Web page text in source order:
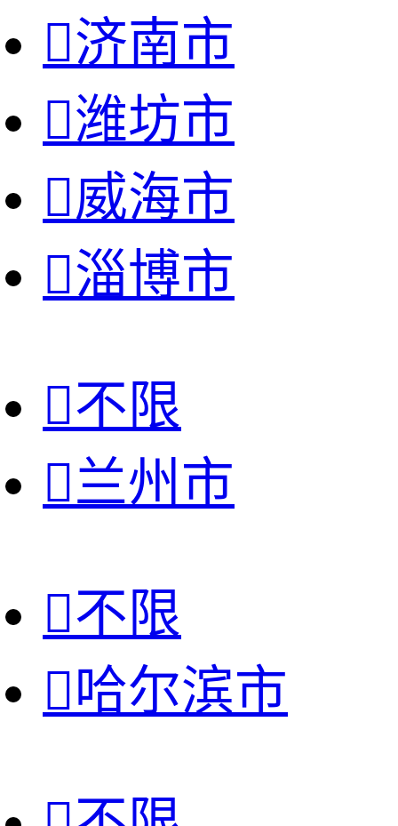
济南市
潍坊市
威海市
淄博市
不限
兰州市
不限
哈尔滨市